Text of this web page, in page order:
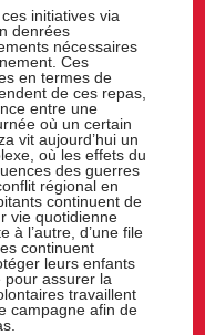
initiatives via
denrées
nécessaires
Ces
en termes de
de ces repas,
entre une
où un certain
vit aujourd’hui un
où les effets du
des guerres
régional en
continuent de
vie quotidienne
à l’autre, d’une file
continuent
leurs enfants
pour assurer la
travaillent
campagne afin de